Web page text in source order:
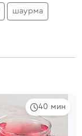
шаурма
40 мин